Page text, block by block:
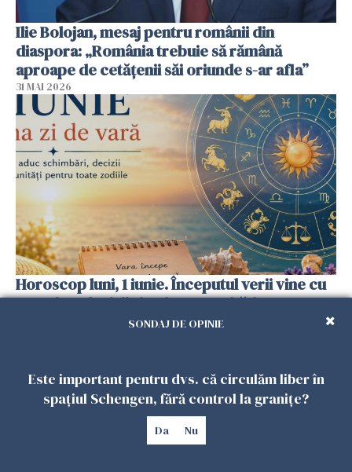
Ilie Bolojan, mesaj pentru românii din
diaspora: „România trebuie să rămână
aproape de cetățenii săi oriunde s-ar afla”
31 MAI 2026
Horoscop luni, 1 iunie. Începutul verii vine cu
surprize, decizii și noi oportunități
SONDAJ DE OPINIE
Este important pentru dvs. că circulăm liber în
spațiul Schengen, fără control la granițe?
Da Nu